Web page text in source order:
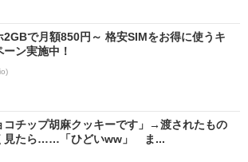
2GBで月額850円～ 格安SIMをお得に使うキ
ーン実施中！
コチップ胡麻クッキーです」→渡されたもの
見たら……「ひどいww」 ま...